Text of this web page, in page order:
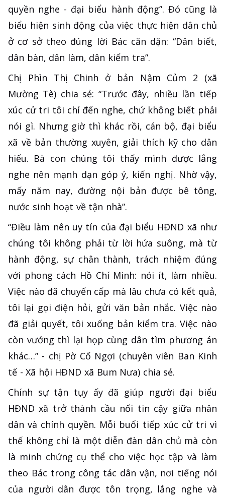
quyền nghe - đại biểu hành động”. Đó cũng là
biểu hiện sinh động của việc thực hiện dân chủ
ở cơ sở theo đúng lời Bác căn dặn: “Dân biết,
dân bàn, dân làm, dân kiểm tra”.
Chị Phìn Thị Chinh ở bản Nậm Củm 2 (xã
Mường Tè) chia sẻ: “Trước đây, nhiều lần tiếp
xúc cử tri tôi chỉ đến nghe, chứ không biết phải
nói gì. Nhưng giờ thì khác rồi, cán bộ, đại biểu
xã về bản thường xuyên, giải thích kỹ cho dân
hiểu. Bà con chúng tôi thấy mình được lắng
nghe nên mạnh dạn góp ý, kiến nghị. Nhờ vậy,
mấy năm nay, đường nội bản được bê tông,
nước sinh hoạt về tận nhà”.
“Điều làm nên uy tín của đại biểu HĐND xã như
chúng tôi không phải từ lời hứa suông, mà từ
hành động, sự chân thành, trách nhiệm đúng
với phong cách Hồ Chí Minh: nói ít, làm nhiều.
Việc nào đã chuyển cấp mà lâu chưa có kết quả,
tôi lại gọi điện hỏi, gửi văn bản nhắc. Việc nào
đã giải quyết, tôi xuống bản kiểm tra. Việc nào
còn vướng thì lại họp cùng dân tìm phương án
khác…” - chị Pờ Cố Ngợi (chuyên viên Ban Kinh
tế - Xã hội HĐND xã Bum Nưa) chia sẻ.
Chính sự tận tụy ấy đã giúp người đại biểu
HĐND xã trở thành cầu nối tin cậy giữa nhân
dân và chính quyền. Mỗi buổi tiếp xúc cử tri vì
thế không chỉ là một diễn đàn dân chủ mà còn
là minh chứng cụ thể cho việc học tập và làm
theo Bác trong công tác dân vận, nơi tiếng nói
của người dân được tôn trọng, lắng nghe và